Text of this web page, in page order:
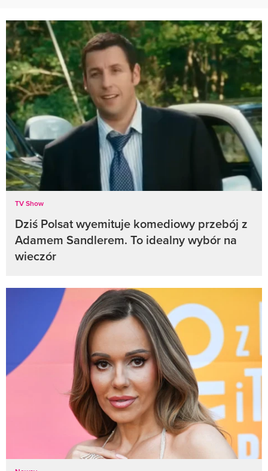
TV Show
Dziś Polsat wyemituje komediowy przebój z
Adamem Sandlerem. To idealny wybór na
wieczór